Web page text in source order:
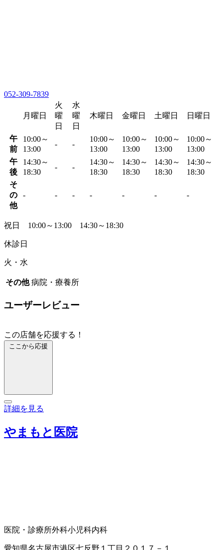
052-309-7839
月曜日
火
曜
日
水
曜
日
木曜日 金曜日 土曜日 日曜日
午
前
10:00～
13:00
- -
10:00～
13:00
10:00～
13:00
10:00～
13:00
10:00～
13:00
午
後
14:30～
18:30
- -
14:30～
18:30
14:30～
18:30
14:30～
18:30
14:30～
18:30
そ
の
他
- - - - - - -
祝日 10:00～13:00 14:30～18:30
休診日
火・水
その他 病院・療養所
ユーザーレビュー
この店舗を応援する！
ここから応援
詳細を見る
やまもと医院
医院・診療所外科小児科内科